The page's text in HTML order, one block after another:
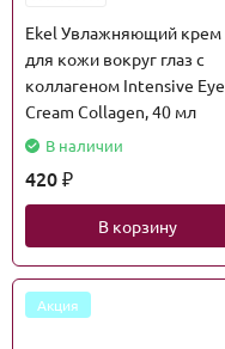
Ekel Увлажняющий крем
для кожи вокруг глаз с
коллагеном Intensive Eye
Cream Collagen, 40 мл
В наличии
420 ₽
В корзину
Акция